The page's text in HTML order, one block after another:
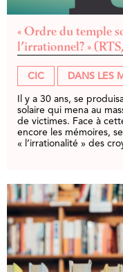
« Ordre du temple
l’irrationnel? »
CIC DANS LES
Il y a 30 ans, se
solaire qui mena au
de victimes. Face à
encore les mémoires,
« l’irrationalité » des